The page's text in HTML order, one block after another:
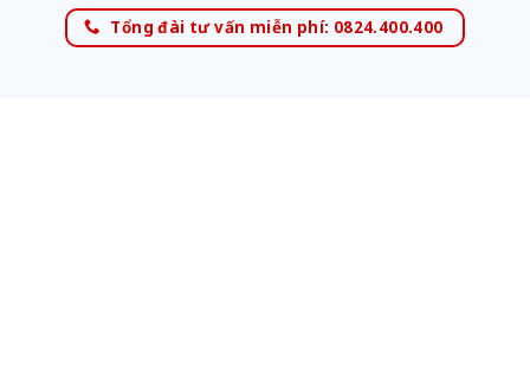
Tổng đài tư vấn miễn phí: 0824.400.400